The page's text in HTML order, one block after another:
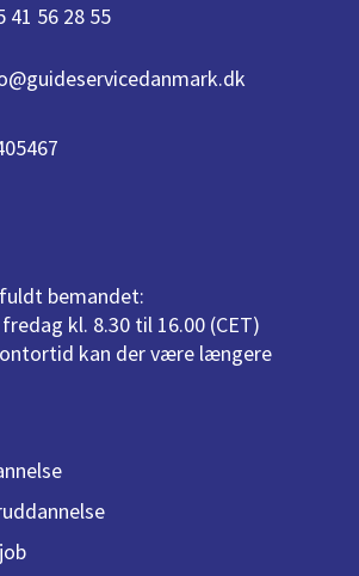
41 56 28 55
bemandet:
kl. 8.30 til 16.00 (CET)
kan der være længere